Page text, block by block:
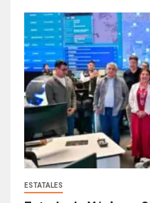
ESTATALES